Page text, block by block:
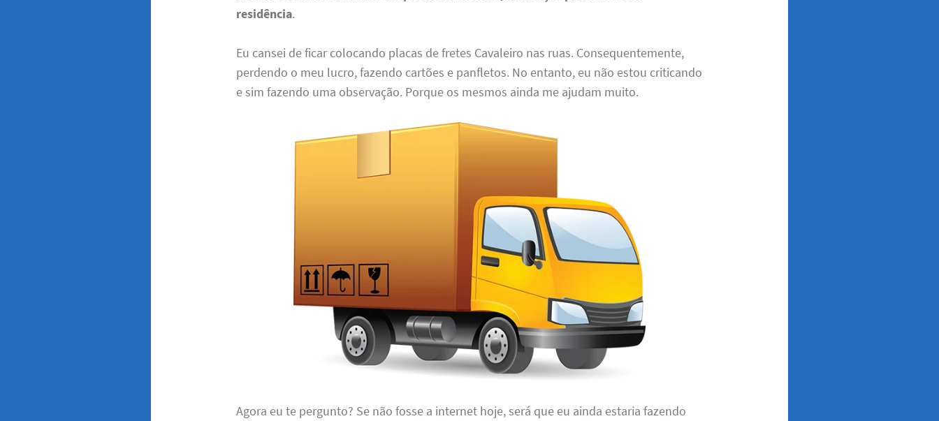
residência.
Eu cansei de ficar colocando placas de fretes Cavaleiro nas ruas. Consequentemente,
perdendo o meu lucro, fazendo cartões e panfletos. No entanto, eu não estou criticando
e sim fazendo uma observação. Porque os mesmos ainda me ajudam muito.
Agora eu te pergunto? Se não fosse a internet hoje, será que eu ainda estaria fazendo